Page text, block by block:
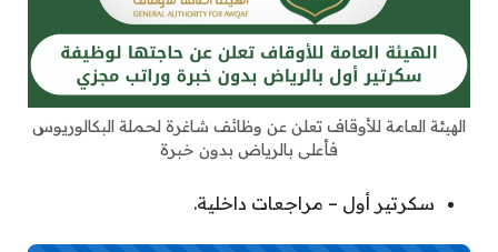
الهيئة العامة للأوقاف تعلن عن وظائف شاغرة لحملة البكالوريوس
فأعلى بالرياض بدون خبرة
سكرتير أول – مراجعات داخلية.